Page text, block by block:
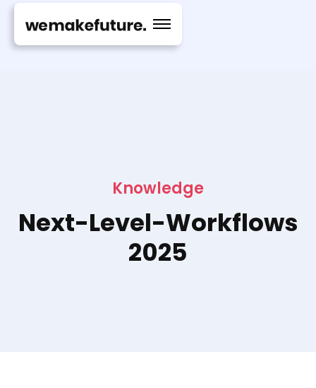
Knowledge
Next-Level-Workflows
2025